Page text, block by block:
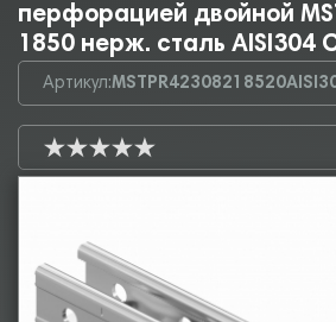
перфорацией двойной
1850 нерж. сталь AISI304
Артикул: